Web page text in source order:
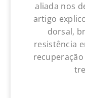
aliada nos
artigo
dorsal,
resistência